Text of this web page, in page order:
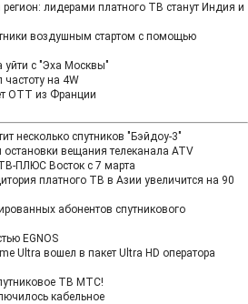
регион: лидерами платного ТВ станут Индия и
воздушным стартом с помощью
уйти с "Эха Москвы"
на 4W
ОТТ из Франции
несколько спутников "Бэйдоу-3"
вещания телеканала ATV
Восток с 7 марта
платного ТВ в Азии увеличится на 90
абонентов спутникового
EGNOS
Ultra вошел в пакет Ultra HD оператора
ТВ МТС!
кабельное